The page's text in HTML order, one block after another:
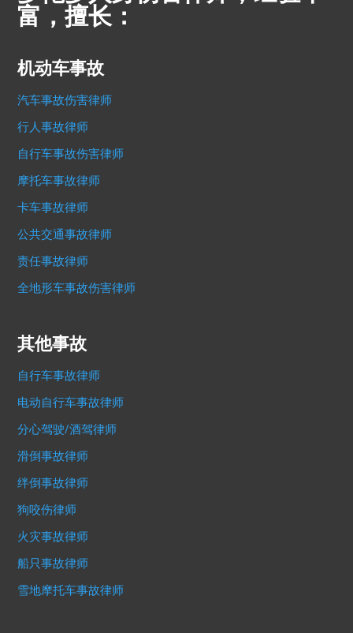
富，擅长：
机动车事故
汽车事故伤害律师
行人事故律师
自行车事故伤害律师
摩托车事故律师
卡车事故律师
公共交通事故律师
责任事故律师
全地形车事故伤害律师
其他事故
自行车事故律师
电动自行车事故律师
分心驾驶/酒驾律师
滑倒事故律师
绊倒事故律师
狗咬伤律师
火灾事故律师
船只事故律师
雪地摩托车事故律师